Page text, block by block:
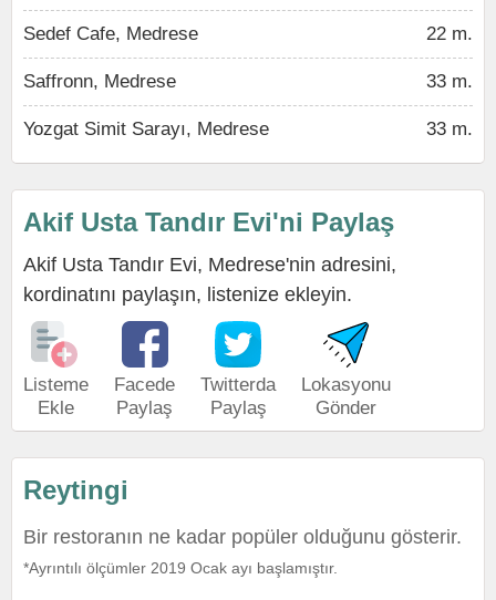
Sedef Cafe, Medrese 22 m.
Saffronn, Medrese 33 m.
Yozgat Simit Sarayı, Medrese 33 m.
Akif Usta Tandır Evi'ni Paylaş
Akif Usta Tandır Evi, Medrese'nin adresini,
kordinatını paylaşın, listenize ekleyin.
Listeme
Ekle
Facede
Paylaş
Twitterda
Paylaş
Lokasyonu
Gönder
Reytingi
Bir restoranın ne kadar popüler olduğunu gösterir.
*Ayrıntılı ölçümler 2019 Ocak ayı başlamıştır.